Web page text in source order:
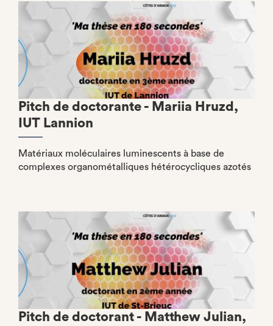
Pitch de doctorante - Mariia Hruzd,
IUT Lannion
Matériaux moléculaires luminescents à base de
complexes organométalliques hétérocycliques azotés
Pitch de doctorant - Matthew Julian,